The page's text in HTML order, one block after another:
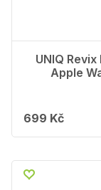
UNIQ
Apple
699 Kč